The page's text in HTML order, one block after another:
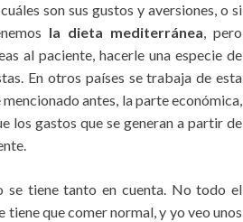
son sus gustos y aversiones, o si
la dieta mediterránea, pero
al paciente, hacerle una especie de
En otros países se trabaja de esta
antes, la parte económica,
los gastos que se generan a partir de
se tiene tanto en cuenta. No todo el
que comer normal, y yo veo unos